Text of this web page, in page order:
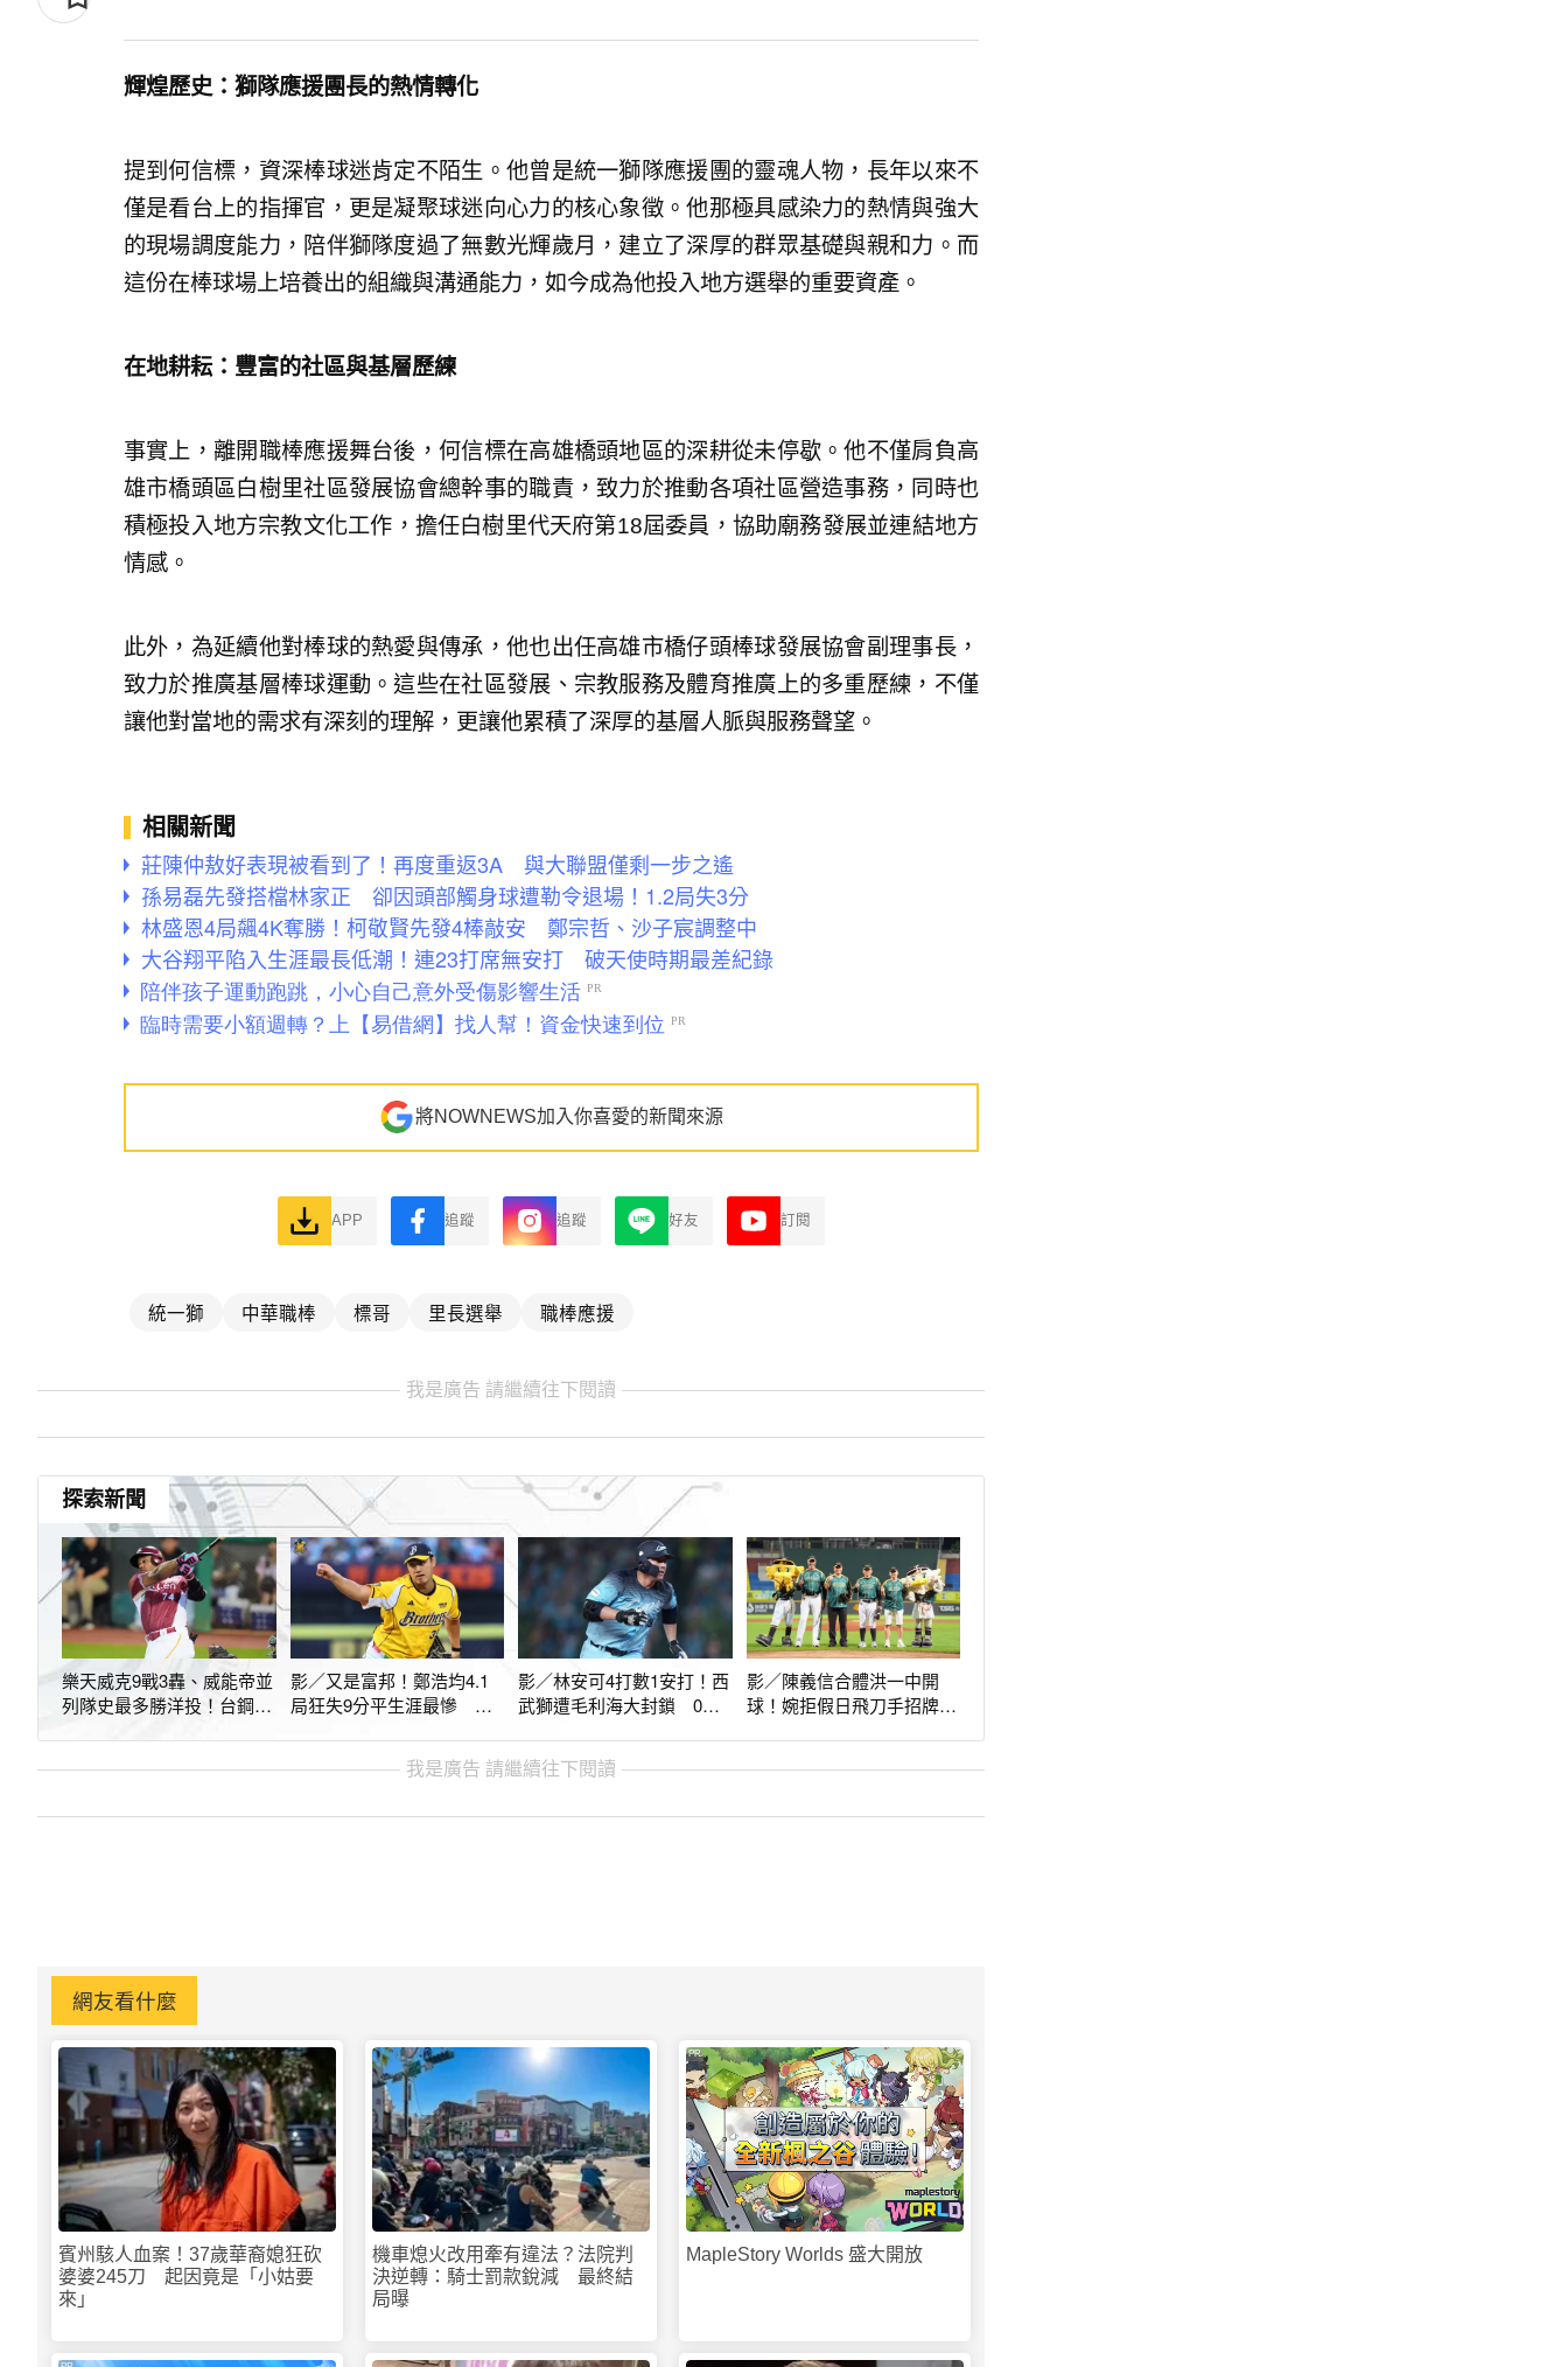
輝煌歷史：獅隊應援團長的熱情轉化
提到何信標，資深棒球迷肯定不陌生。他曾是統一獅隊應援團的靈魂人物，長年以來不
僅是看台上的指揮官，更是凝聚球迷向心力的核心象徵。他那極具感染力的熱情與強大
的現場調度能力，陪伴獅隊度過了無數光輝歲月，建立了深厚的群眾基礎與親和力。而
這份在棒球場上培養出的組織與溝通能力，如今成為他投入地方選舉的重要資產。
在地耕耘：豐富的社區與基層歷練
事實上，離開職棒應援舞台後，何信標在高雄橋頭地區的深耕從未停歇。他不僅肩負高
雄市橋頭區白樹里社區發展協會總幹事的職責，致力於推動各項社區營造事務，同時也
積極投入地方宗教文化工作，擔任白樹里代天府第18屆委員，協助廟務發展並連結地方
情感。
此外，為延續他對棒球的熱愛與傳承，他也出任高雄市橋仔頭棒球發展協會副理事長，
致力於推廣基層棒球運動。這些在社區發展、宗教服務及體育推廣上的多重歷練，不僅
讓他對當地的需求有深刻的理解，更讓他累積了深厚的基層人脈與服務聲望。
相關新聞
莊陳仲敖好表現被看到了！再度重返3A 與大聯盟僅剩一步之遙
孫易磊先發搭檔林家正 卻因頭部觸身球遭勒令退場！1.2局失3分
林盛恩4局飆4K奪勝！柯敬賢先發4棒敲安 鄭宗哲、沙子宸調整中
大谷翔平陷入生涯最長低潮！連23打席無安打 破天使時期最差紀錄
將NOWNEWS加入你喜愛的新聞來源
APP 追蹤 追蹤 好友 訂閱
統一獅 中華職棒 標哥 里長選舉 職棒應援
我是廣告 請繼續往下閱讀
探索新聞
樂天威克9戰3轟、威能帝並
列隊史最多勝洋投！台鋼輸
影／又是富邦！鄭浩均4.1
局狂失9分平生涯最慘 本
影／林安可4打數1安打！西
武獅遭毛利海大封鎖 0：8
影／陳義信合體洪一中開
球！婉拒假日飛刀手招牌拉
我是廣告 請繼續往下閱讀
網友看什麼
賓州駭人血案！37歲華裔媳狂砍
婆婆245刀 起因竟是「小姑要
來」
機車熄火改用牽有違法？法院判
決逆轉：騎士罰款銳減 最終結
局曝
MapleStory Worlds 盛大開放
PR